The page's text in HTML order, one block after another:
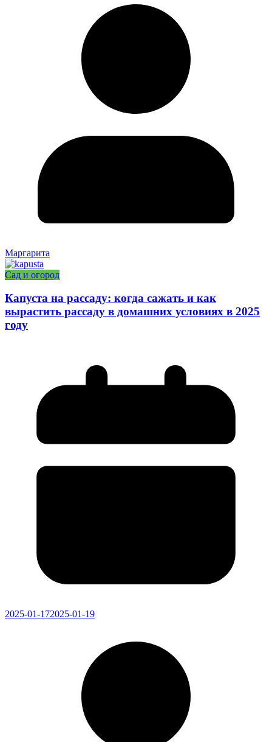
Маргарита
Сад и огород
Капуста на рассаду: когда сажать и как
вырастить рассаду в домашних условиях в 2025
году
2025-01-172025-01-19